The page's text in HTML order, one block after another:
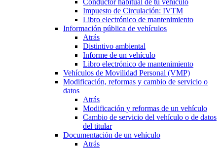
Conductor habitual de tu vehículo
Impuesto de Circulación: IVTM
Libro electrónico de mantenimiento
Información pública de vehículos
Atrás
Distintivo ambiental
Informe de un vehículo
Libro electrónico de mantenimiento
Vehículos de Movilidad Personal (VMP)
Modificación, reformas y cambio de servicio o
datos
Atrás
Modificación y reformas de un vehículo
Cambio de servicio del vehículo o de datos
del titular
Documentación de un vehículo
Atrás